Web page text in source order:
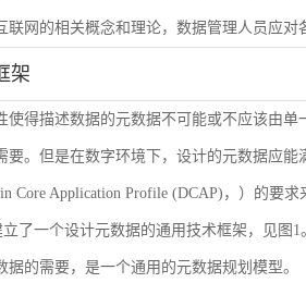
联网的相关概念和理论，数据管理人员应对
架
使得描述数据的元数据不可能或不应该由
要。但是在数字环境下，设计的元数据应
Core Application Profile (DCAP)，）的
了一个设计元数据的通用技术框架，见
的需要，是一个通用的元数据规划模型。